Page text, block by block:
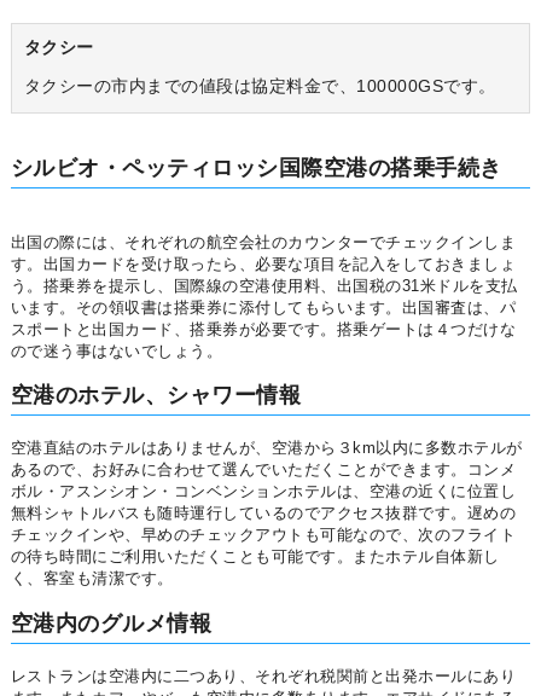
タクシー
タクシーの市内までの値段は協定料金で、100000GSです。
シルビオ・ペッティロッシ国際空港の搭乗手続き
出国の際には、それぞれの航空会社のカウンターでチェックインしま
す。出国カードを受け取ったら、必要な項目を記入をしておきましょ
う。搭乗券を提示し、国際線の空港使用料、出国税の31米ドルを支払
います。その領収書は搭乗券に添付してもらいます。出国審査は、パ
スポートと出国カード、搭乗券が必要です。搭乗ゲートは４つだけな
ので迷う事はないでしょう。
空港のホテル、シャワー情報
空港直結のホテルはありませんが、空港から３km以内に多数ホテルが
あるので、お好みに合わせて選んでいただくことができます。コンメ
ボル・アスンシオン・コンベンションホテルは、空港の近くに位置し
無料シャトルバスも随時運行しているのでアクセス抜群です。遅めの
チェックインや、早めのチェックアウトも可能なので、次のフライト
の待ち時間にご利用いただくことも可能です。またホテル自体新し
く、客室も清潔です。
空港内のグルメ情報
レストランは空港内に二つあり、それぞれ税関前と出発ホールにあり